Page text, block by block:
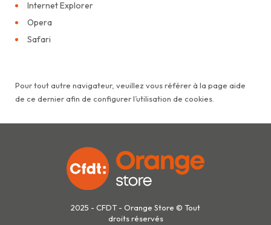
Internet Explorer
Opera
Safari
Pour tout autre navigateur, veuillez vous référer à la page aide
de ce dernier afin de configurer l’utilisation de cookies.
2025 - CFDT - Orange Store © Tout
droits réservés